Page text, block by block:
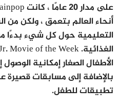
أنحاء العالم بتعمق ، ولكن
الأطفال الصغار إمكانية
بالإضافة إلى مسابقات
تطبيقات للطفل.